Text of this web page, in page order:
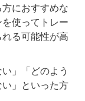
におすすめな
使ってトレー
る可能性が高
」「どのよう
」といった方